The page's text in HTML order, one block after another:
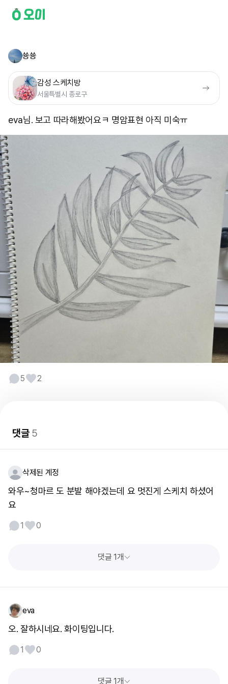
쑝쑝
감성 스케치방
서울특별시 종로구
eva님. 보고 따라해봤어요ㅋ 명암표현 아직 미숙ㅠ
5 2
댓글5
삭제된 계정
와우~청마르 도 분발 해야겠는데 요 멋진게 스케치 하셨어
요
1 0
댓글 1개
eva
오. 잘하시네요. 화이팅입니다.
1 0
댓글 1개